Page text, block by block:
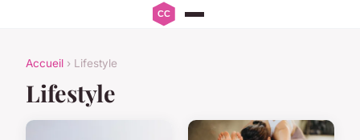
Accueil › Lifestyle
Lifestyle